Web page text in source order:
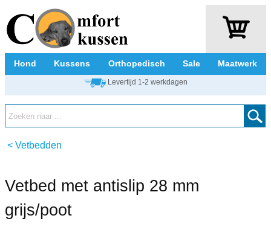
Hond Kussens Orthopedisch Sale Maatwerk
Levertijd 1-2 werkdagen
< Vetbedden
Vetbed met antislip 28 mm
grijs/poot